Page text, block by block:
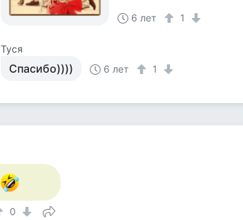
6 лет 1
Tycя
Спасибо)))) 6 лет 1
0